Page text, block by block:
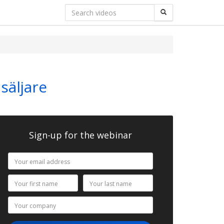
Sign-up for the webinar